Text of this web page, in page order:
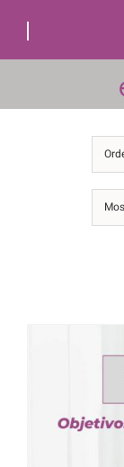
contenido